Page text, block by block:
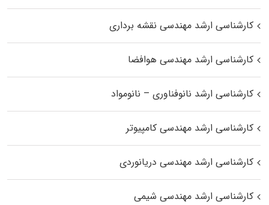
کارشناسی ارشد مهندسی نقشه برداری
کارشناسی ارشد مهندسی هوافضا
کارشناسی ارشد نانوفناوری – نانومواد
کارشناسی ارشد مهندسی کامپیوتر
کارشناسی ارشد مهندسی دریانوردی
کارشناسی ارشد مهندسی شیمی